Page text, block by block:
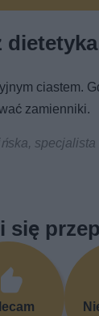
dietetyka
ciastem.
zamienniki.
się